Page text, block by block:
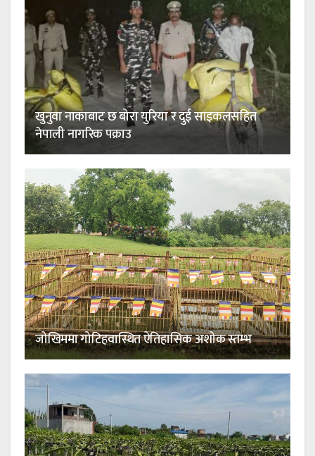
खुनुवा नाकाबाट छ बोरा युरिया र दुई साइकलसहित
नेपाली नागरिक पक्राउ
जोखिममा गोटिहवास्थित ऐतिहासिक अशोक स्तम्भ